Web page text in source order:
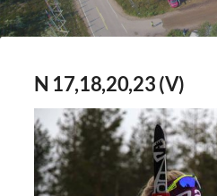
N 17,18,20,23 (V)